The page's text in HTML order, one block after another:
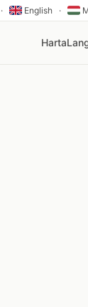
· English ·
Harta